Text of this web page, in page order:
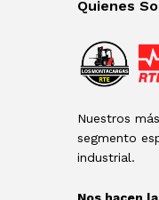
Quienes
Nuestros
segmento
industrial.